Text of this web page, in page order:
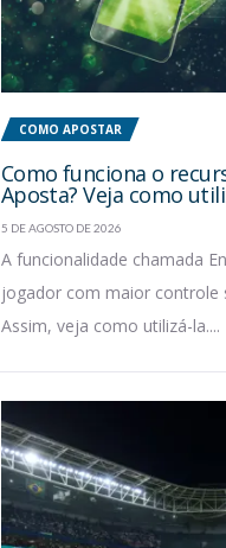
COMO APOSTAR
Como funciona o
Aposta? Veja como
5 DE AGOSTO DE 2026
A funcionalidade chamada
jogador com maior controle
Assim, veja como utilizá-la....